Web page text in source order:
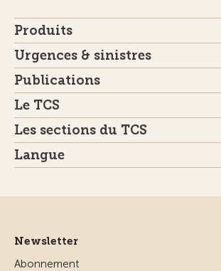
Produits
Urgences & sinistres
Publications
Le TCS
Les sections du TCS
Langue
Newsletter
Abonnement